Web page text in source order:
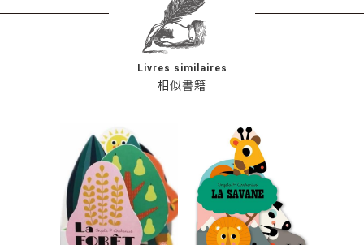
相似書籍
Livres similaires